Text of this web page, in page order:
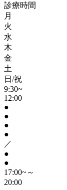
診療時間
月
火
水
木
金
土
日/祝
9:30~
12:00
●
●
●
●
／
●
●
17:00~～
20:00